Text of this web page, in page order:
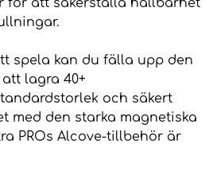
för att säkerställa hållbarhet
spela kan du fälla upp den
lagra 40+
och säkert
med den starka magnetiska
PROs Alcove-tillbehör är